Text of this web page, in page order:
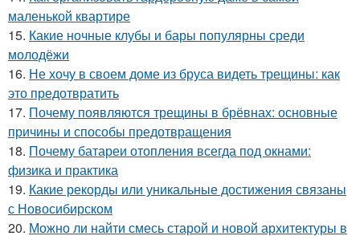
маленькой квартире
15. Какие ночные клубы и бары популярны среди
молодёжи
16. Не хочу в своем доме из бруса видеть трещины: как
это предотвратить
17. Почему появляются трещины в брёвнах: основные
причины и способы предотвращения
18. Почему батареи отопления всегда под окнами:
физика и практика
19. Какие рекорды или уникальные достижения связаны
с Новосибирском
20. Можно ли найти смесь старой и новой архитектуры в